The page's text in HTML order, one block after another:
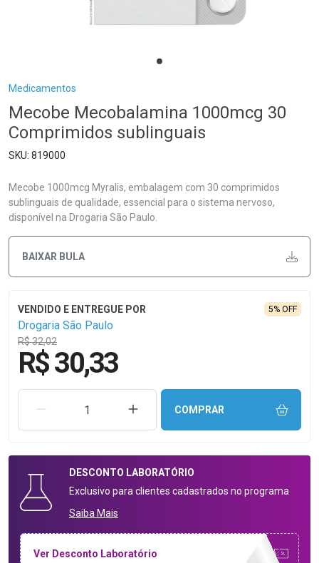
Breadcrumb
Medicamentos
Mecobe Mecobalamina 1000mcg 30
Comprimidos sublinguais
819000
Mecobe 1000mcg Myralis, embalagem com 30 comprimidos
sublinguais de qualidade, essencial para o sistema nervoso,
disponível na Drogaria São Paulo.
BAIXAR BULA
Drogaria São Paulo
R$ 32,02
5% OFF
R$ 30,33
REMOVER UMA UNIDADEAUMENTAR UMA UNIDADE
COMPRAR
DESCONTO LABORATÓRIO
Exclusivo para clientes cadastrados no programa
Saiba Mais
Ver Desconto Laboratório